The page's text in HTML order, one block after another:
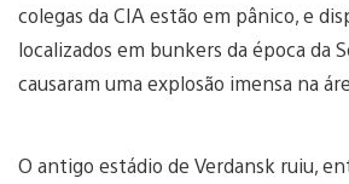
colegas da CIA estão em pânico, e
localizados em bunkers da época da
causaram uma explosão imensa na
O antigo estádio de Verdansk ruiu,